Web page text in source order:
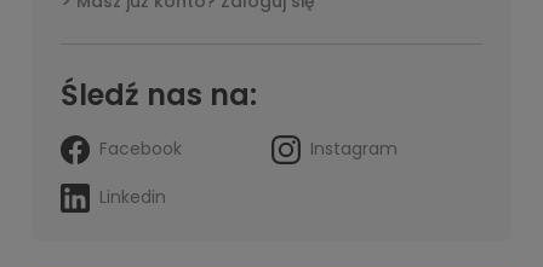
Śledź nas na:
Facebook
Instagram
Linkedin